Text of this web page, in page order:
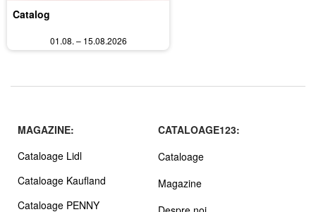
Catalog
01.08. – 15.08.2026
MAGAZINE:
Cataloage Lidl
Cataloage Kaufland
Cataloage PENNY
CATALOAGE123:
Cataloage
Magazine